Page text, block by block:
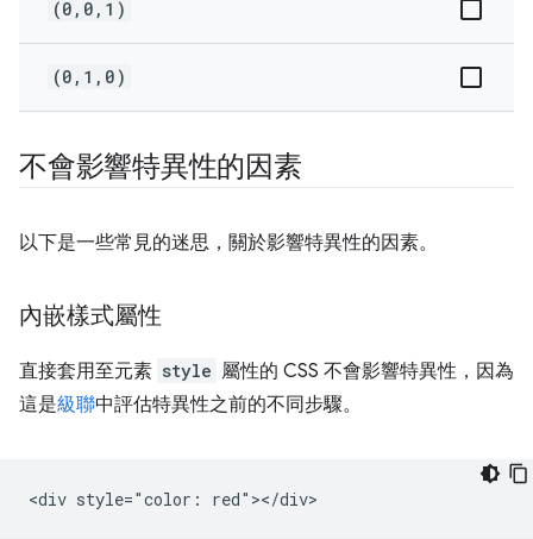
(0,0,1)
(0,1,0)
不會影響特異性的因素
以下是一些常見的迷思，關於影響特異性的因素。
內嵌樣式屬性
直接套用至元素 style 屬性的 CSS 不會影響特異性，因為
這是級聯中評估特異性之前的不同步驟。